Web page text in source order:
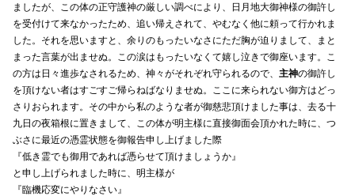
ましたが、この体の正守護神の厳しい調べにより、日月地大御神様の御許し
を受付けて来なかったため、追い帰えされて、やむなく他に頼って行かれま
した。それを思いますと、余りのもったいなさにただ胸が迫りまして、まと
まった言葉が出ませぬ。この涙はもったいなくて嬉し泣きで御座います。こ
の方は日々進歩なされるため、神々がそれぞれ守られるので、 主神の御許し
を頂けない者はすごすご帰らねばなりませぬ。ここに来られない御方はどっ
さりおられます。その中から私のような者が御慈悲頂けました事は、去る十
九日の夜箱根に置きまして、この体が明主様に直接御面会頂かれた時に、つ
ぶさに最近の憑霊状態を御報告申し上げました際
『低き霊でも御用であれば憑らせて頂けましょうか』
と申し上げられました時に、明主様が
『臨機応変にやりなさい』